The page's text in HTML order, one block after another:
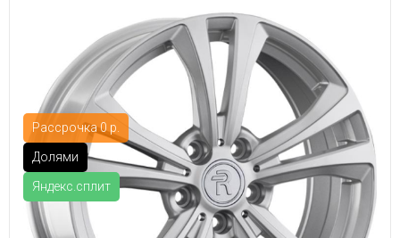
Рассрочка 0 р.
Долями
Яндекс.сплит